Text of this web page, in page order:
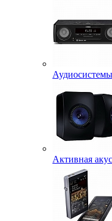
Аудиосистемы
Активная